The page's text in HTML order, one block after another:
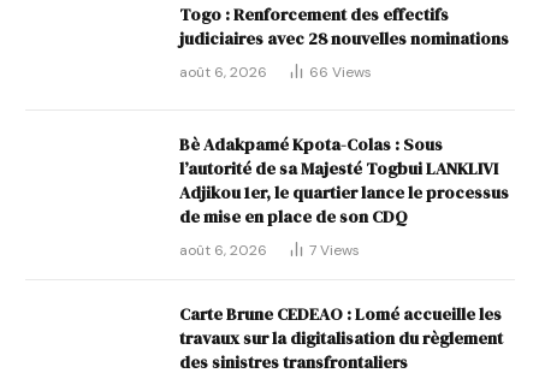
Togo : Renforcement des effectifs
judiciaires avec 28 nouvelles nominations
août 6, 2026 66 Views
Bè Adakpamé Kpota-Colas : Sous
l’autorité de sa Majesté Togbui LANKLIVI
Adjikou 1er, le quartier lance le processus
de mise en place de son CDQ
août 6, 2026 7Views
Carte Brune CEDEAO : Lomé accueille les
travaux sur la digitalisation du règlement
des sinistres transfrontaliers